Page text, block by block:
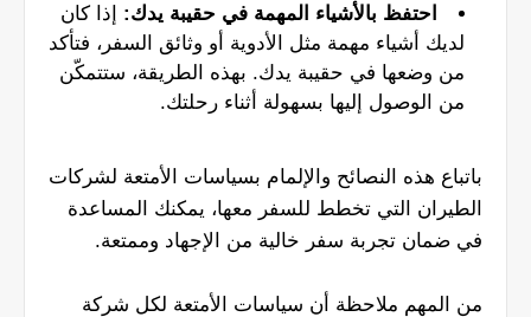
احتفظ بالأشياء المهمة في حقيبة يدك: إذا كان
لديك أشياء مهمة مثل الأدوية أو وثائق السفر، فتأكد
من وضعها في حقيبة يدك. بهذه الطريقة، ستتمكّن
من الوصول إليها بسهولة أثناء رحلتك.
باتباع هذه النصائح والإلمام بسياسات الأمتعة لشركات
الطيران التي تخطط للسفر معها، يمكنك المساعدة
في ضمان تجربة سفر خالية من الإجهاد وممتعة.
من المهم ملاحظة أن سياسات الأمتعة لكل شركة